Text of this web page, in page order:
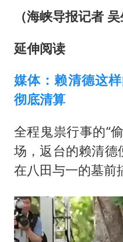
（海峡导报记者 吴
延伸阅读
媒体：赖清德这
彻底清算
全程鬼祟行事的“
场，返台的赖清德
在八田与一的墓前